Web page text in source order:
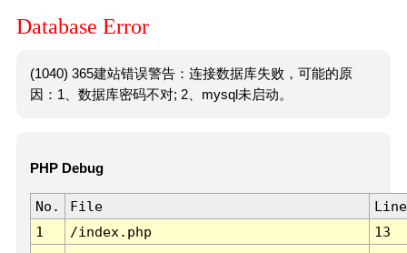
Database Error
(1040) 365建站错误警告：连接数据库失败，可能的原
因：1、数据库密码不对; 2、mysql未启动。
PHP Debug
No. File
Line
1
/index.php 13